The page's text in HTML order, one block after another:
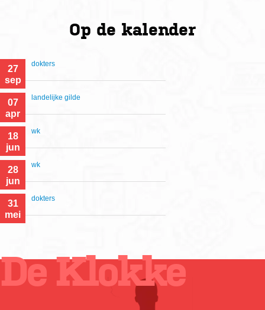
Op de kalender
27
sep
dokters
07
apr
landelijke gilde
18
jun
wk
28
jun
wk
31
mei
dokters
De Klokke